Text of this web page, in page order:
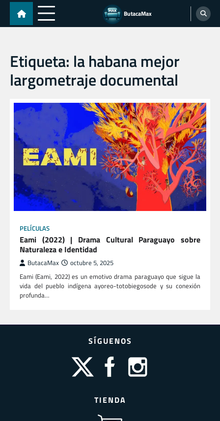
Skip
content
ButacaMax
Etiqueta: la habana mejor
largometraje documental
PELÍCULAS
Eami (2022) | Drama Cultural Paraguayo sobre
Naturaleza e Identidad
ButacaMax octubre 5, 2025
Eami (Eami, 2022) es un emotivo drama paraguayo que sigue la
vida del pueblo indígena ayoreo-totobiegosode y su conexión
profunda…
SÍGUENOS
TIENDA